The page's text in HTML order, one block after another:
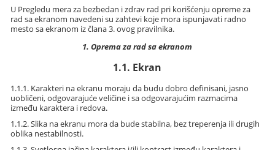
U Pregledu mera za bezbedan i zdrav rad pri korišćenju opreme za
rad sa ekranom navedeni su zahtevi koje mora ispunjavati radno
mesto sa ekranom iz člana 3. ovog pravilnika.
1. Oprema za rad sa ekranom
1.1. Ekran
1.1.1. Karakteri na ekranu moraju da budu dobro definisani, jasno
uobličeni, odgovarajuće veličine i sa odgovarajućim razmacima
između karaktera i redova.
1.1.2. Slika na ekranu mora da bude stabilna, bez treperenja ili drugih
oblika nestabilnosti.